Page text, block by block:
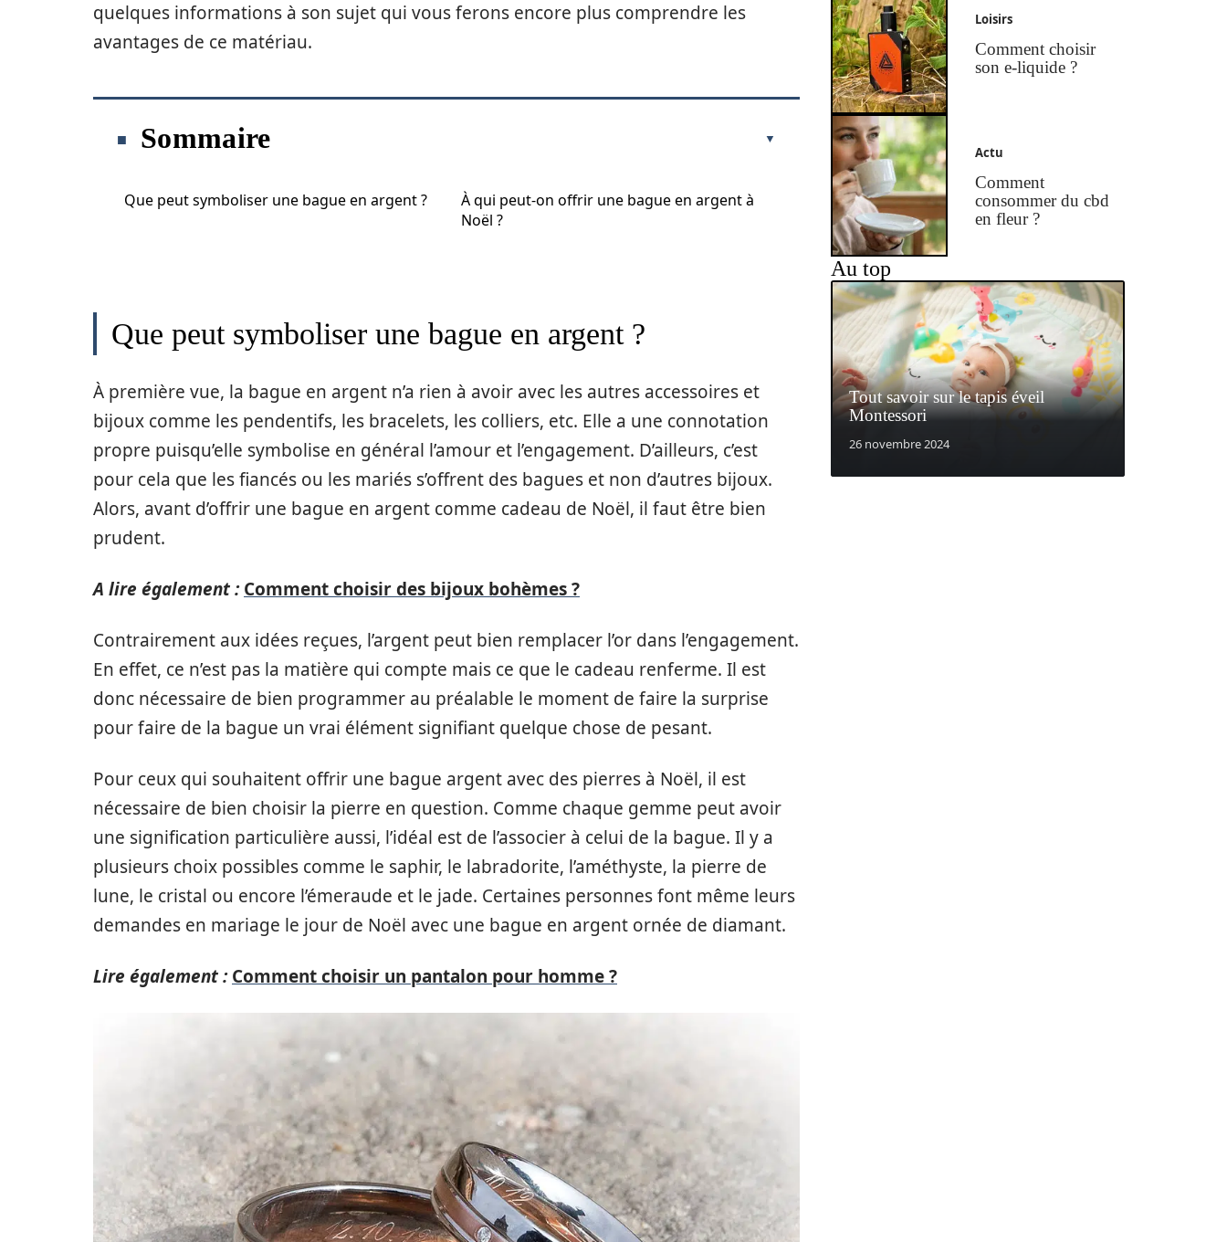
quelques informations à son sujet qui vous ferons encore plus comprendre les
avantages de ce matériau.
Sommaire
Que peut symboliser une bague en argent ?
À qui peut-on offrir une bague en argent à
Noël ?
Que peut symboliser une bague en argent ?
À première vue, la bague en argent n’a rien à avoir avec les autres accessoires et
bijoux comme les pendentifs, les bracelets, les colliers, etc. Elle a une connotation
propre puisqu’elle symbolise en général l’amour et l’engagement. D’ailleurs, c’est
pour cela que les fiancés ou les mariés s’offrent des bagues et non d’autres bijoux.
Alors, avant d’offrir une bague en argent comme cadeau de Noël, il faut être bien
prudent.
A lire également : Comment choisir des bijoux bohèmes ?
Contrairement aux idées reçues, l’argent peut bien remplacer l’or dans l’engagement.
En effet, ce n’est pas la matière qui compte mais ce que le cadeau renferme. Il est
donc nécessaire de bien programmer au préalable le moment de faire la surprise
pour faire de la bague un vrai élément signifiant quelque chose de pesant.
Pour ceux qui souhaitent offrir une bague argent avec des pierres à Noël, il est
nécessaire de bien choisir la pierre en question. Comme chaque gemme peut avoir
une signification particulière aussi, l’idéal est de l’associer à celui de la bague. Il y a
plusieurs choix possibles comme le saphir, le labradorite, l’améthyste, la pierre de
lune, le cristal ou encore l’émeraude et le jade. Certaines personnes font même leurs
demandes en mariage le jour de Noël avec une bague en argent ornée de diamant.
Lire également : Comment choisir un pantalon pour homme ?
Loisirs
Comment choisir
son e-liquide ?
Actu
Comment
consommer du cbd
en fleur ?
Au top
Tout savoir sur le tapis éveil
Montessori
26 novembre 2024